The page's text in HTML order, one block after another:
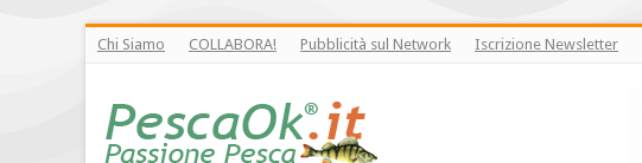
Chi Siamo COLLABORA! Pubblicità sul Network Iscrizione Newsletter